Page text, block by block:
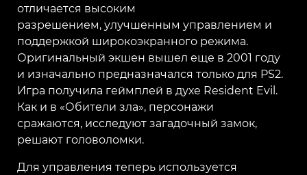
отличается высоким
разрешением, улучшенным управлением и
поддержкой широкоэкранного режима.
Оригинальный экшен вышел еще в 2001 году
и изначально предназначался только для PS2.
Игра получила геймплей в духе Resident Evil.
Как и в «Обители зла», персонажи
сражаются, исследуют загадочный замок,
решают головоломки.
Для управления теперь используется